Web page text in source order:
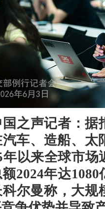
之声记者：据
车、造船、太
年以来全球市
2024年达
尔曼称，大规